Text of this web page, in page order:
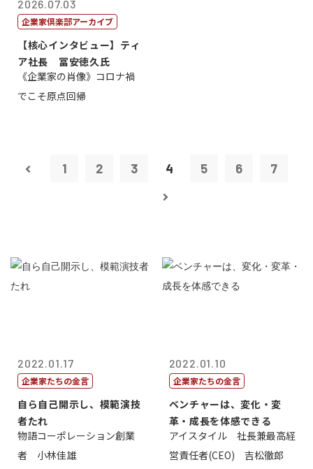
2026.07.03
企業家倶楽部アーカイブ
【核心インタビュー】ティ
ア社長 冨安徳久氏
《企業家の肖像》コロナ禍
でこそ原点回帰
1 2 3 4 5 6 7
2022.01.17
企業家たちの金言
自ら自己開示し、模範演技
者たれ
物語コーポレーション創業
者 小林佳雄
2022.01.10
企業家たちの金言
ベンチャーは、変化・変
革・成長を体感できる
アイスタイル 社長兼最高経
営責任者(CEO) 吉松徹郎